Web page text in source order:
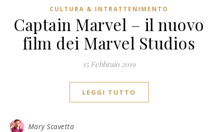
CULTURA & INTRATTENIMENTO
Captain Marvel – il nuovo
film dei Marvel Studios
15 Febbraio 2019
LEGGI TUTTO
Mary Scavetta